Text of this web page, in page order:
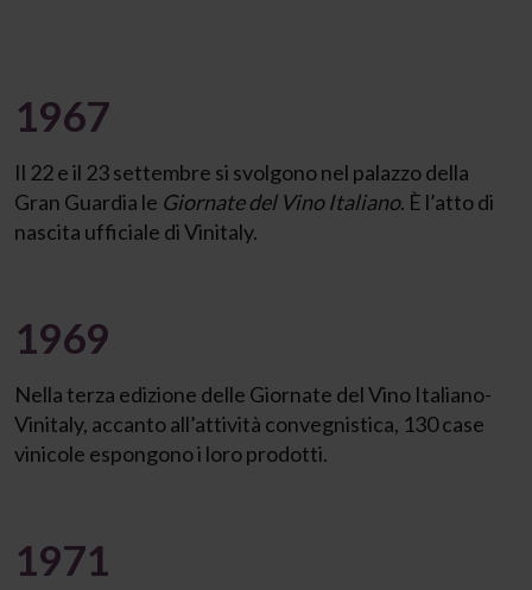
1967
Il 22 e il 23 settembre si svolgono nel palazzo della
Gran Guardia le Giornate del Vino Italiano. È l’atto di
nascita ufficiale di Vinitaly.
1969
Nella terza edizione delle Giornate del Vino Italiano-
Vinitaly, accanto all’attività convegnistica, 130 case
vinicole espongono i loro prodotti.
1971